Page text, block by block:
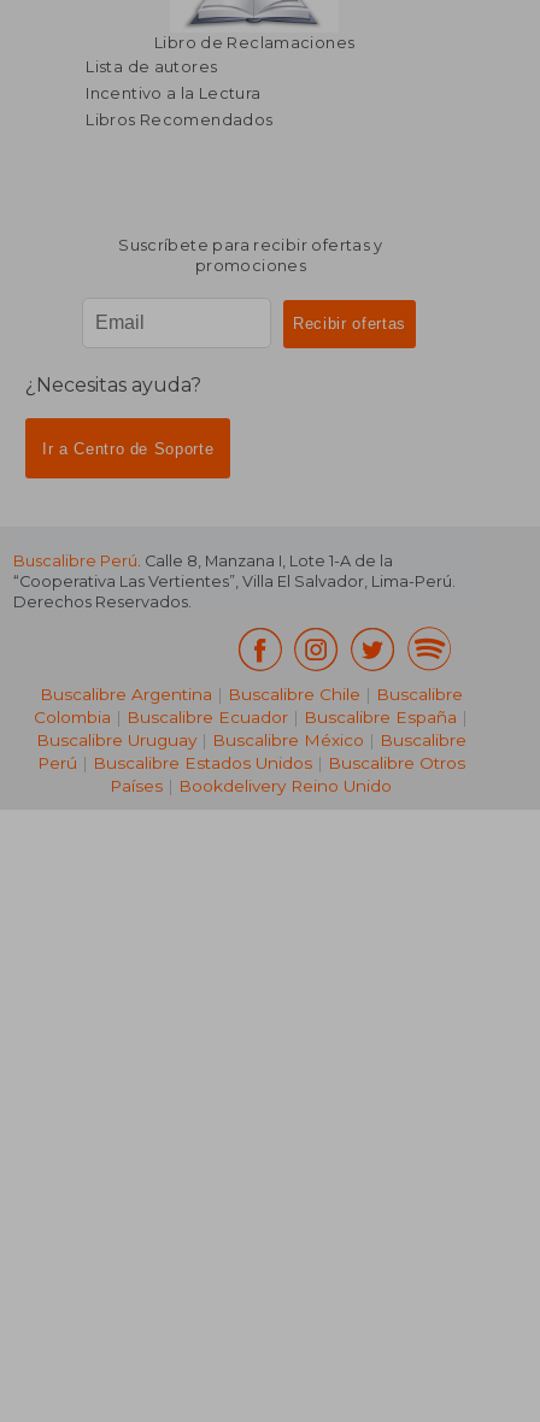
Libro de Reclamaciones
Lista de autores
Incentivo a la Lectura
Libros Recomendados
Suscríbete para recibir ofertas y
promociones
¿Necesitas ayuda?
Ir a Centro de Soporte
Buscalibre Perú. Calle 8, Manzana I, Lote 1-A de la
“Cooperativa Las Vertientes”, Villa El Salvador, Lima-Perú.
Derechos Reservados.
Buscalibre Argentina | Buscalibre Chile | Buscalibre
Colombia | Buscalibre Ecuador | Buscalibre España |
Buscalibre Uruguay| Buscalibre México | Buscalibre
Perú | Buscalibre Estados Unidos| Buscalibre Otros
Países | Bookdelivery Reino Unido